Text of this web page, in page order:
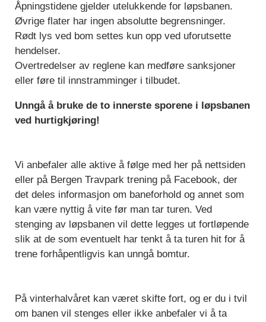
Åpningstidene gjelder utelukkende for løpsbanen.
Øvrige flater har ingen absolutte begrensninger.
Rødt lys ved bom settes kun opp ved uforutsette
hendelser.
Overtredelser av reglene kan medføre sanksjoner
eller føre til innstramminger i tilbudet.
Unngå å bruke de to innerste sporene i løpsbanen
ved hurtigkjøring!
Vi anbefaler alle aktive å følge med her på nettsiden
eller på Bergen Travpark trening på Facebook, der
det deles informasjon om baneforhold og annet som
kan være nyttig å vite før man tar turen. Ved
stenging av løpsbanen vil dette legges ut fortløpende
slik at de som eventuelt har tenkt å ta turen hit for å
trene forhåpentligvis kan unngå bomtur.
På vinterhalvåret kan været skifte fort, og er du i tvil
om banen vil stenges eller ikke anbefaler vi å ta